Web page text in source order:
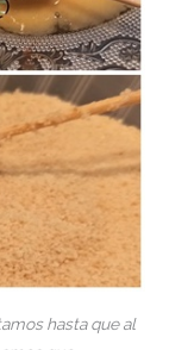
hasta que al